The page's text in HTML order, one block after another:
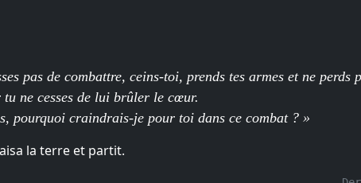
pas de combattre, ceins-toi, prends tes armes et ne perds
ne cesses de lui brûler le cœur.
pourquoi craindrais-je pour toi dans ce combat ? »
la terre et partit.